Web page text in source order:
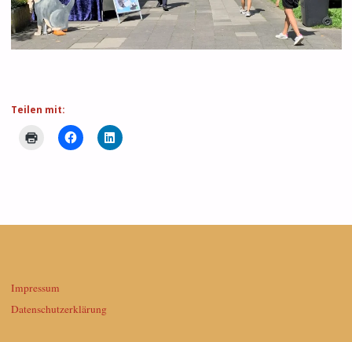
Teilen mit:
Impressum
Datenschutzerklärung